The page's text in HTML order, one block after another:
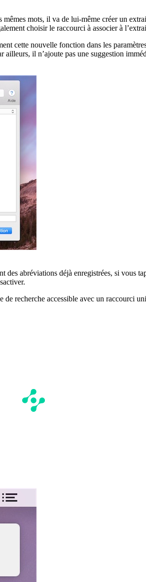
mots, il va de lui-même créer un
choisir le raccourci à associer à
cette nouvelle fonction dans les
il n’ajoute pas une suggestion
des abréviations déjà enregistrées, si vous
recherche accessible avec un raccourci